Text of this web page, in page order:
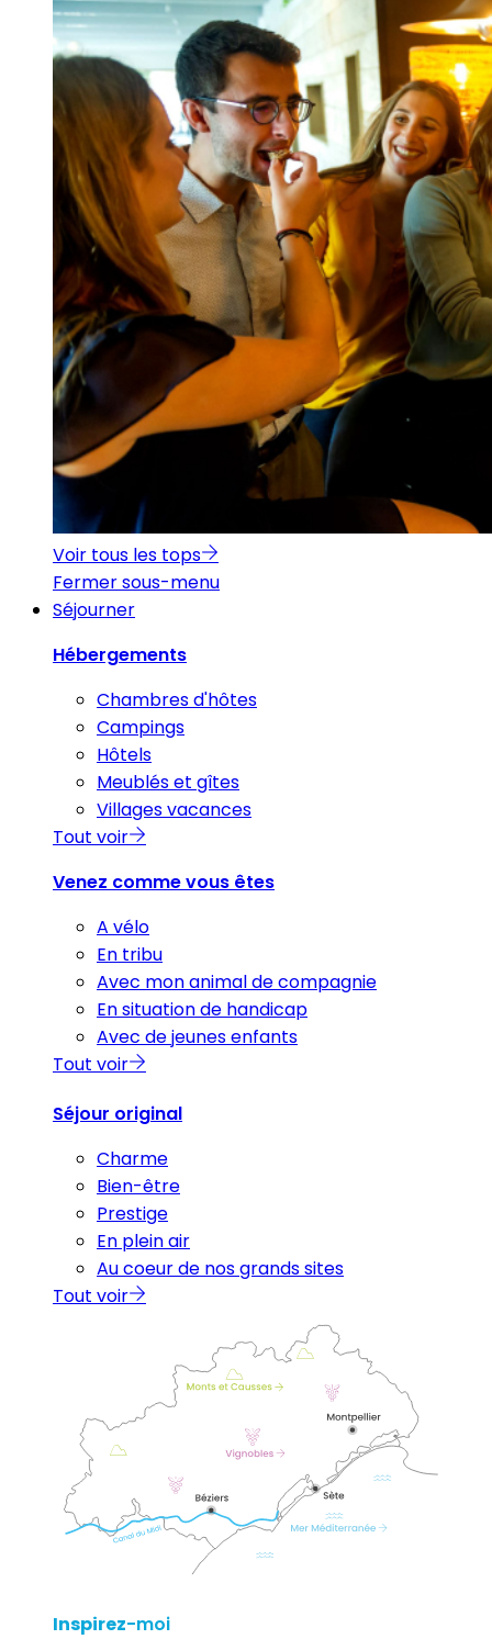
Voir tous les tops
Fermer sous-menu
Séjourner
Hébergements
Chambres d'hôtes
Campings
Hôtels
Meublés et gîtes
Villages vacances
Tout voir
Venez comme vous êtes
A vélo
En tribu
Avec mon animal de compagnie
En situation de handicap
Avec de jeunes enfants
Tout voir
Séjour original
Charme
Bien-être
Prestige
En plein air
Au coeur de nos grands sites
Tout voir
Inspirez-moi